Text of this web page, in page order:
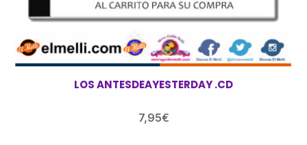
LOS ANTESDEAYESTERDAY .CD
7,95€